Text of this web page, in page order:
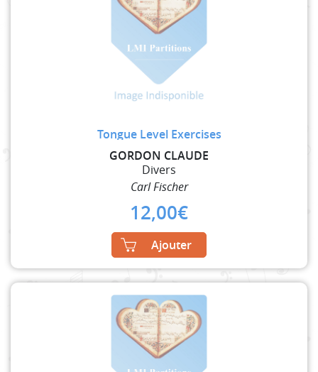
Tongue Level Exercises
GORDON CLAUDE
Divers
Carl Fischer
12,00€
Ajouter